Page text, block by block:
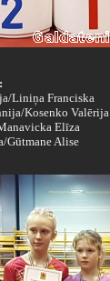
Liniņa Franciska
Kosenko Valērija
Elīza
Gūtmane Alise